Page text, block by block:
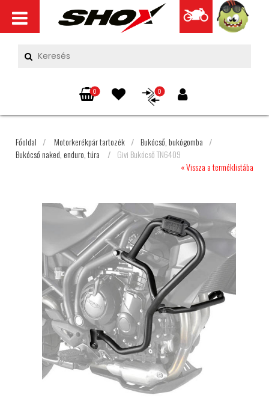
0 0
Főoldal / Motorkerékpár tartozék / Bukócső, bukógomba /
Bukócső naked, enduro, túra
/ Givi Bukócső TN6409
« Vissza a terméklistába